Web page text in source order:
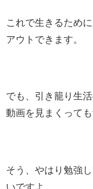
これで生きるため
アウトできます。
でも、引き籠り生
動画を見まくって
そう、やはり勉強
いですよ。